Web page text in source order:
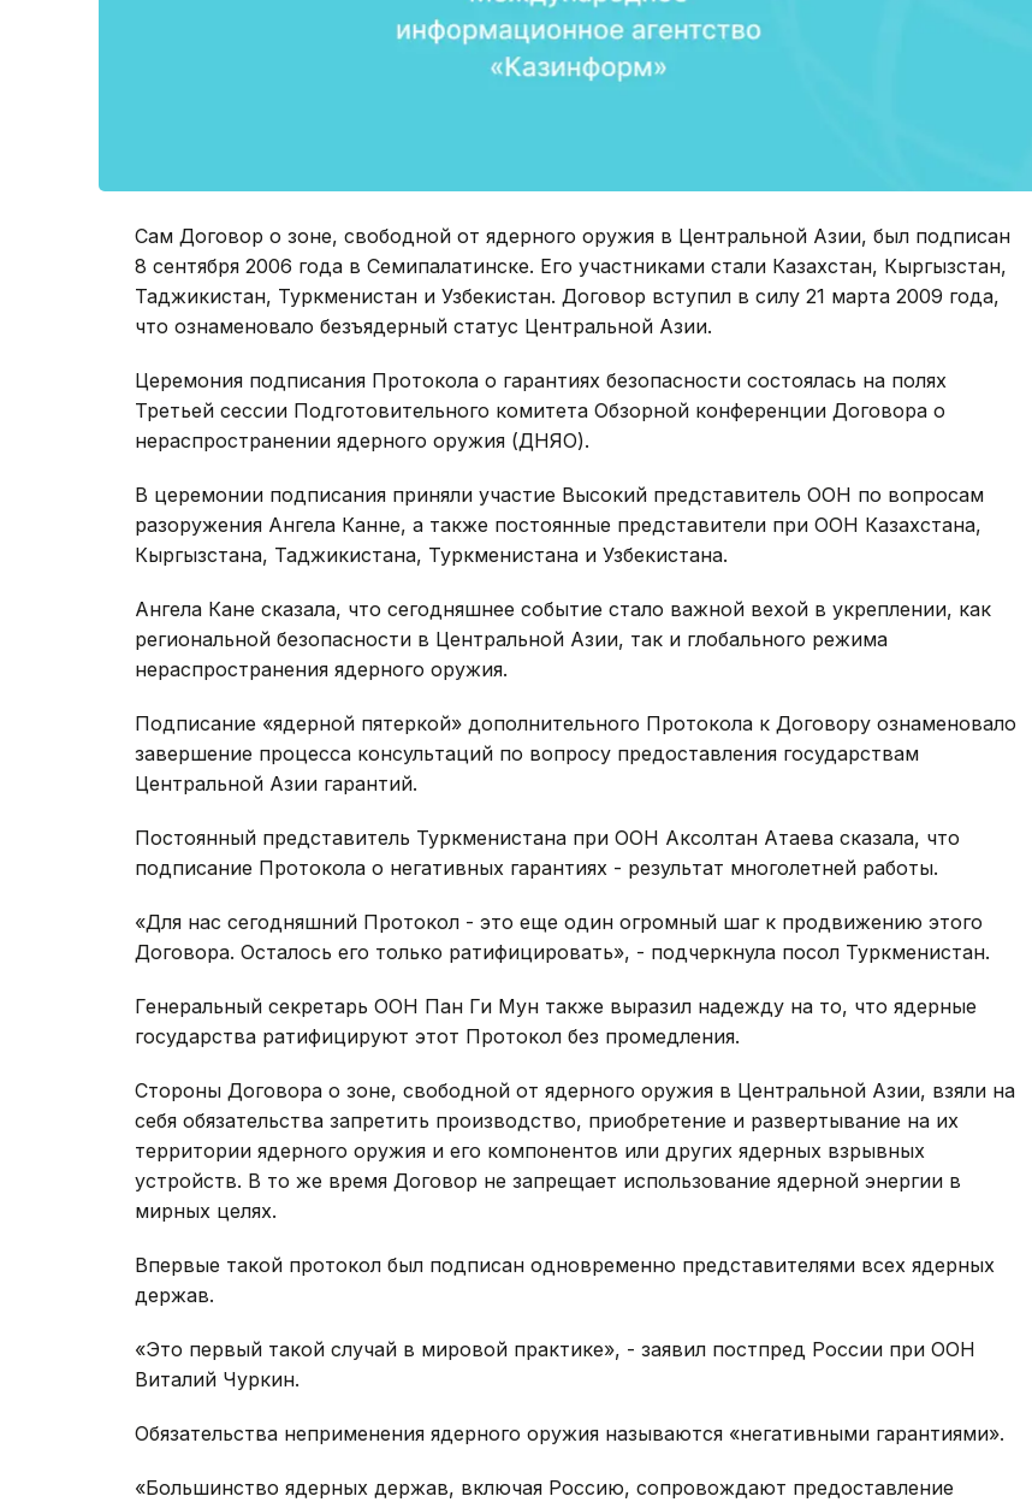
Сам Договор о зоне, свободной от ядерного оружия в Центральной Азии, был подписан
8 сентября 2006 года в Семипалатинске. Его участниками стали Казахстан, Кыргызстан,
Таджикистан, Туркменистан и Узбекистан. Договор вступил в силу 21 марта 2009 года,
что ознаменовало безъядерный статус Центральной Азии.
Церемония подписания Протокола о гарантиях безопасности состоялась на полях
Третьей сессии Подготовительного комитета Обзорной конференции Договора о
нераспространении ядерного оружия (ДНЯО).
В церемонии подписания приняли участие Высокий представитель ООН по вопросам
разоружения Ангела Канне, а также постоянные представители при ООН Казахстана,
Кыргызстана, Таджикистана, Туркменистана и Узбекистана.
Ангела Кане сказала, что сегодняшнее событие стало важной вехой в укреплении, как
региональной безопасности в Центральной Азии, так и глобального режима
нераспространения ядерного оружия.
Подписание «ядерной пятеркой» дополнительного Протокола к Договору ознаменовало
завершение процесса консультаций по вопросу предоставления государствам
Центральной Азии гарантий.
Постоянный представитель Туркменистана при ООН Аксолтан Атаева сказала, что
подписание Протокола о негативных гарантиях - результат многолетней работы.
«Для нас сегодняшний Протокол - это еще один огромный шаг к продвижению этого
Договора. Осталось его только ратифицировать», - подчеркнула посол Туркменистан.
Генеральный секретарь ООН Пан Ги Мун также выразил надежду на то, что ядерные
государства ратифицируют этот Протокол без промедления.
Стороны Договора о зоне, свободной от ядерного оружия в Центральной Азии, взяли на
себя обязательства запретить производство, приобретение и развертывание на их
территории ядерного оружия и его компонентов или других ядерных взрывных
устройств. В то же время Договор не запрещает использование ядерной энергии в
мирных целях.
Впервые такой протокол был подписан одновременно представителями всех ядерных
держав.
«Это первый такой случай в мировой практике», - заявил постпред России при ООН
Виталий Чуркин.
Обязательства неприменения ядерного оружия называются «негативными гарантиями».
«Большинство ядерных держав, включая Россию, сопровождают предоставление